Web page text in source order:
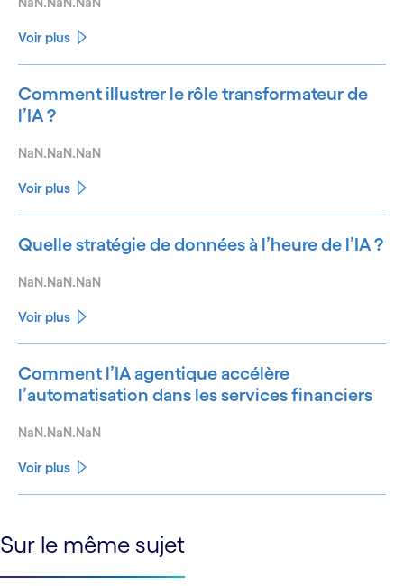
Voir plus
Comment illustrer le rôle transformateur de
l’IA ?
NaN.NaN.NaN
Voir plus
Quelle stratégie de données à l’heure de l’IA ?
NaN.NaN.NaN
Voir plus
Comment l’IA agentique accélère
l’automatisation dans les services financiers
NaN.NaN.NaN
Voir plus
See more See less
Sur le même sujet